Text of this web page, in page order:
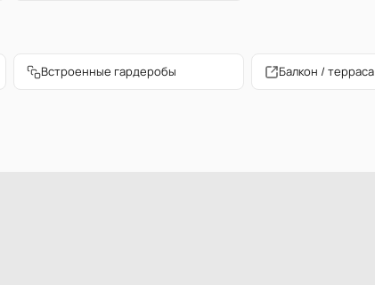
Встроенные гардеробы Балкон / терраса